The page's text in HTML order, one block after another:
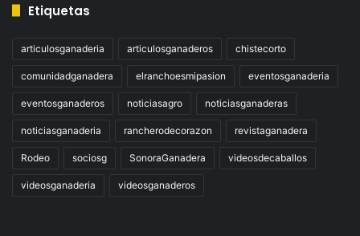
Etiquetas
articulosganaderia articulosganaderos chistecorto
comunidadganadera elranchoesmipasion eventosganaderia
eventosganaderos noticiasagro noticiasganaderas
noticiasganaderia rancherodecorazon revistaganadera
Rodeo sociosg SonoraGanadera videosdecaballos
videosganaderia videosganaderos